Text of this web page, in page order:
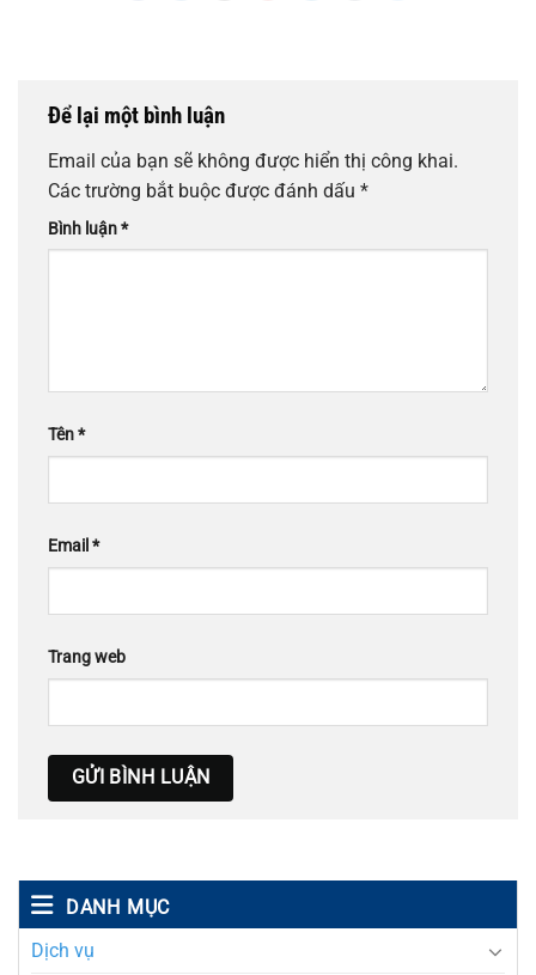
DANH MỤC
Dịch vụ
Để lại một bình luận
Email của bạn sẽ không được hiển thị công khai.
Các trường bắt buộc được đánh dấu *
Bình luận*
Tên*
Email *
Trang web